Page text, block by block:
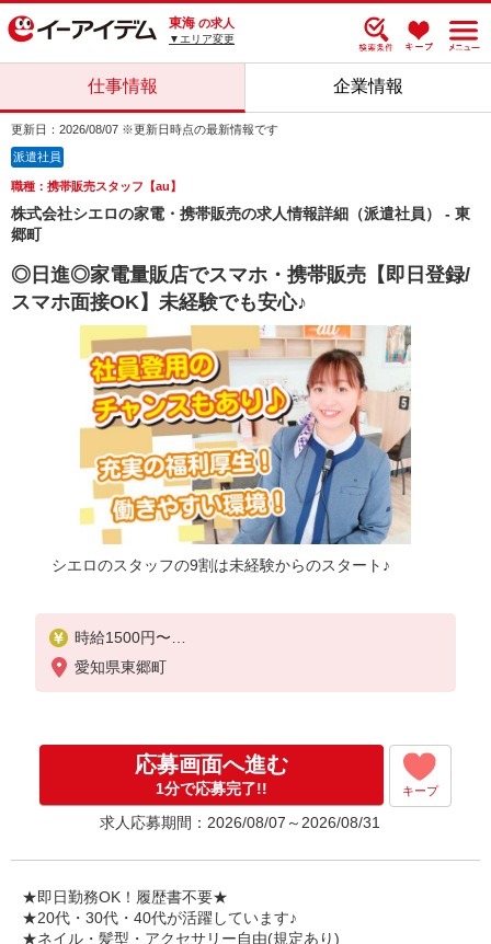
東海 の求人
▼エリア変更
仕事情報 企業情報
更新日：2026/08/07 ※更新日時点の最新情報です
派遣社員
職種：携帯販売スタッフ【au】
株式会社シエロの家電・携帯販売の求人情報詳細（派遣社員） - 東
郷町
◎日進◎家電量販店でスマホ・携帯販売【即日登録/
スマホ面接OK】未経験でも安心♪
シエロのスタッフの9割は未経験からのスタート♪
時給1500円〜
※残業代支給
★交通費別途支給（規定あり）
入社祝い金10万円支給(規定有)
お友達を紹介頂くと,
インセンティブ支給(規定有)
゜・。○。・゜+゜・。○。・゜+゜
愛知県東郷町
応募画面へ進む
1分で応募完了!! キープ
求人応募期間：2026/08/07～2026/08/31
★即日勤務OK！履歴書不要★
★20代・30代・40代が活躍しています♪
★ネイル・髪型・アクセサリー自由(規定あり)